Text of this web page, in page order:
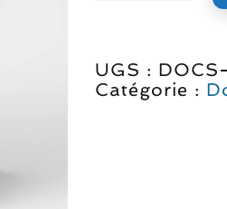
cours
Devenir
UGS :
Catégorie :